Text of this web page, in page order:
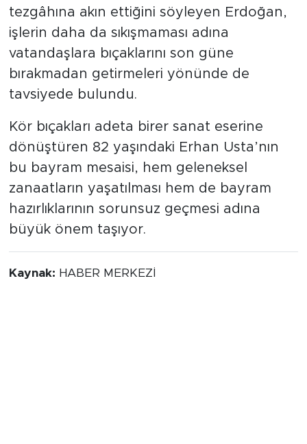
tezgâhına akın ettiğini söyleyen Erdoğan,
işlerin daha da sıkışmaması adına
vatandaşlara bıçaklarını son güne
bırakmadan getirmeleri yönünde de
tavsiyede bulundu.
Kör bıçakları adeta birer sanat eserine
dönüştüren 82 yaşındaki Erhan Usta’nın
bu bayram mesaisi, hem geleneksel
zanaatların yaşatılması hem de bayram
hazırlıklarının sorunsuz geçmesi adına
büyük önem taşıyor.
Kaynak: HABER MERKEZİ